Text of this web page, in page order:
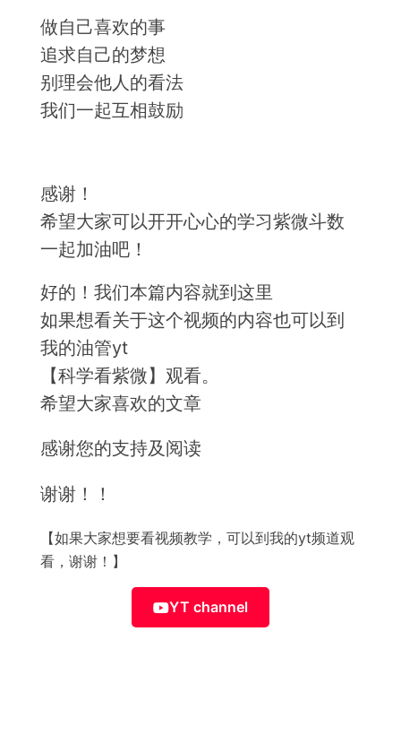
做自己喜欢的事
追求自己的梦想
别理会他人的看法
我们一起互相鼓励
感谢！
希望大家可以开开心心的学习紫微斗数
一起加油吧！
好的！我们本篇内容就到这里
如果想看关于这个视频的内容也可以到
我的油管yt
【科学看紫微】观看。
希望大家喜欢的文章
感谢您的支持及阅读
谢谢！！
【如果大家想要看视频教学，可以到我的yt频道观
看，谢谢！】
YT channel